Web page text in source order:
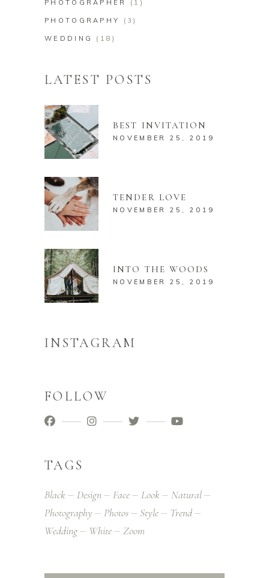
PHOTOGRAPHER (1)
PHOTOGRAPHY (3)
WEDDING (18)
LATEST POSTS
BEST INVITATION
NOVEMBER 25, 2019
TENDER LOVE
NOVEMBER 25, 2019
INTO THE WOODS
NOVEMBER 25, 2019
INSTAGRAM
FOLLOW
TAGS
Black Design Face Look
Natural
Photography
Photos Style
Trend
Wedding
White Zoom